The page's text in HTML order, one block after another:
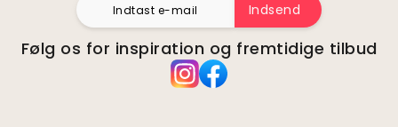
Indsend
Følg os for inspiration og fremtidige tilbud